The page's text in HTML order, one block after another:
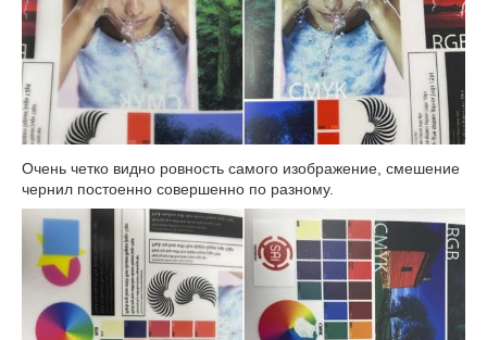
Очень четко видно ровность самого изображение, смешение
чернил постоенно совершенно по разному.